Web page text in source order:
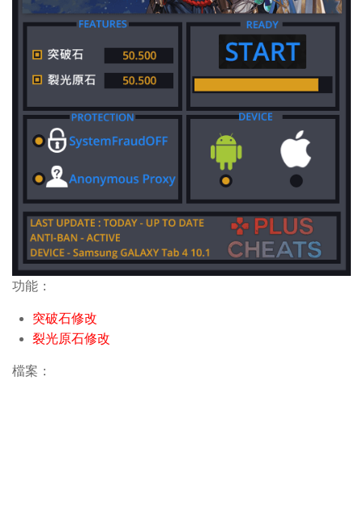
功能：
突破石修改
裂光原石修改
檔案：